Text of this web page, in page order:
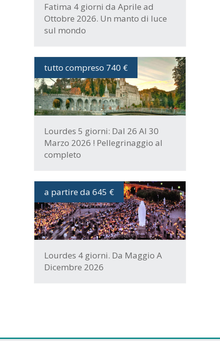
Fatima 4 giorni da Aprile ad
Ottobre 2026. Un manto di luce
sul mondo
tutto compreso 740 €
DATE E PROGRAMMA
Lourdes 5 giorni: Dal 26 Al 30
Marzo 2026 ! Pellegrinaggio al
completo
a partire da 645 €
DATE E PROGRAMMA
Lourdes 4 giorni. Da Maggio A
Dicembre 2026